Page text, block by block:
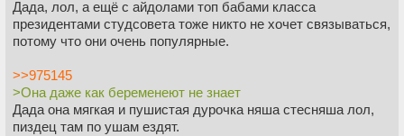
Дада, лол, а ещё с айдолами топ бабами класса
президентами студсовета тоже никто не хочет связываться,
потому что они очень популярные.
>>975145
>Она даже как беременеют не знает
Дада она мягкая и пушистая дурочка няша стесняша лол,
пиздец там по ушам ездят.